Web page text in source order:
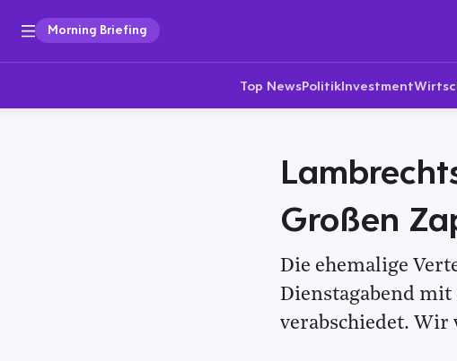
Morning Briefing
Top NewsPolitikInvestment
Großen
Die ehemalige
Dienstagabend
verabschiedet. Wir